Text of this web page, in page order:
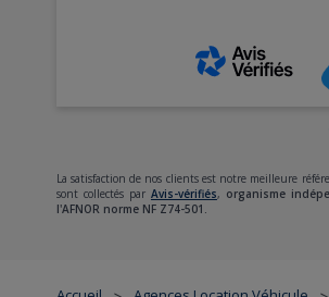
La satisfaction de nos clients est notre meilleure
sont collectés par Avis-vérifiés, organisme
l'AFNOR norme NF Z74-501.